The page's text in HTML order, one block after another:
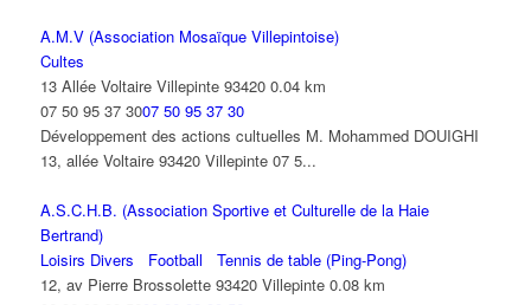
A.M.V (Association Mosaïque Villepintoise)
Cultes
13 Allée Voltaire Villepinte 93420 0.04 km
07 50 95 37 3007 50 95 37 30
Développement des actions cultuelles M. Mohammed DOUIGHI
13, allée Voltaire 93420 Villepinte 07 5...
A.S.C.H.B. (Association Sportive et Culturelle de la Haie
Bertrand)
Loisirs Divers
Football
Tennis de table (Ping-Pong)
12, av Pierre Brossolette 93420 Villepinte 0.08 km